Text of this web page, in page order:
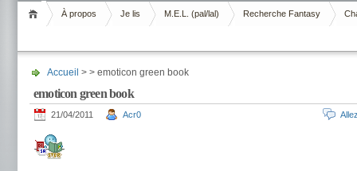
Livrement
À propos Je lis M.E.L. (pal/lal) Recherche Fantasy
Accueil > > emoticon green book
emoticon green book
21/04/2011 Acr0